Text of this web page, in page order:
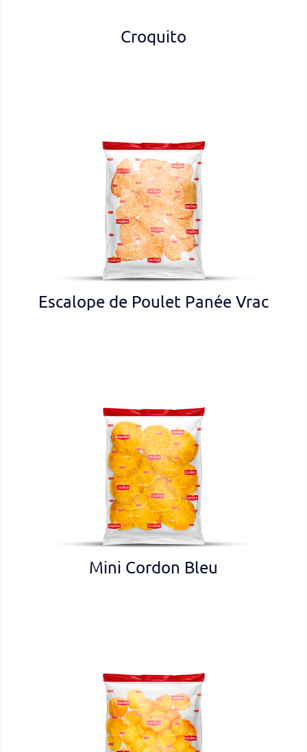
Croquito
Escalope de Poulet Panée Vrac
Mini Cordon Bleu